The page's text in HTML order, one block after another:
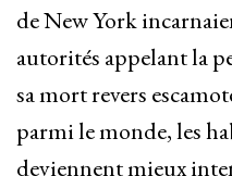
de New York
autorités appelant la
sa mort revers
parmi le monde, les
deviennent mieux